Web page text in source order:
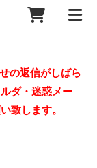
の返信がしばら
ダ・迷惑メー
致します。